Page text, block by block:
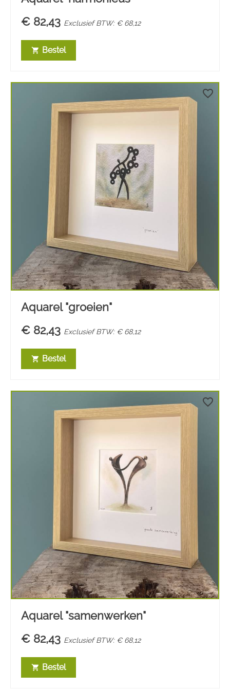
€ 82,43 Exclusief BTW: € 68,12
shopping_cart Bestel
favorite_border
Aquarel "groeien"
€ 82,43 Exclusief BTW: € 68,12
shopping_cart Bestel
favorite_border
Aquarel "samenwerken"
€ 82,43 Exclusief BTW: € 68,12
shopping_cart Bestel